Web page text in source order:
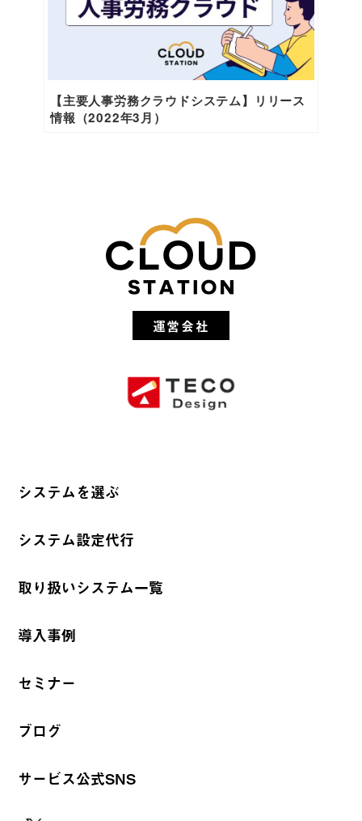
【主要人事労務クラウドシステム】リリース
情報（2022年3月）
運営会社
システムを選ぶ
システム設定代行
取り扱いシステム一覧
導入事例
セミナー
ブログ
サービス公式SNS